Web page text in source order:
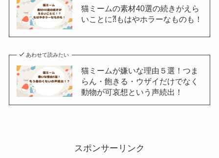
猫ミームの素材40選の続きがえら
いことに⁈もはやホラーなものも！
あわせて読みたい
猫ミームが嫌いな理由５選！つま
らん・飽きる・ウザイだけでなく
動物が可哀想という声続出！
スポンサーリンク